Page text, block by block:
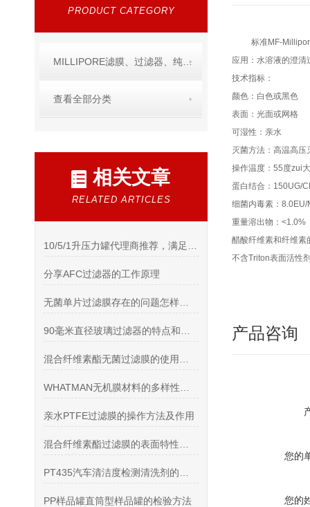
PRODUCT CATEGORY
MILLIPORE滤膜、过滤器、纯水产品
查看全部分类
相关文章
RELATED ARTICLES
分享AFC过滤器的工作原理
亲水PTFE过滤膜的操作方法及作用
PP样品罐直筒型样品罐的检验方法
标准MF-
应用：水溶液的澄清
技术指标：
颜色：白色或黑色
表面：光面或网格
可湿性：亲水
灭菌方法：高温高
操作温度：55度zui大
蛋白结合：150UG/
细菌内毒素：8.0EU/
重量溶出物：<1.0%
醋酸纤维素和纤维素
不含Triton表面活性
产品咨询
您的
您的